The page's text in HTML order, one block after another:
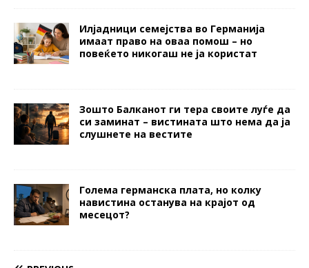
Илјадници семејства во Германија
имаат право на оваа помош – но
повеќето никогаш не ја користат
Зошто Балканот ги тера своите луѓе да
си заминат – вистината што нема да ја
слушнете на вестите
Голема германска плата, но колку
навистина останува на крајот од
месецот?